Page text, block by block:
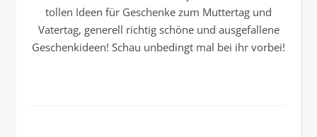
tollen Ideen für Geschenke zum Muttertag und
Vatertag, generell richtig schöne und ausgefallene
Geschenkideen! Schau unbedingt mal bei ihr vorbei!